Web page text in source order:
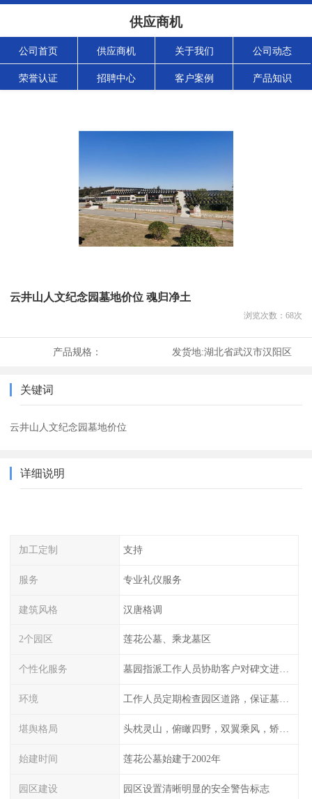
供应商机
公司首页 供应商机 关于我们 公司动态
荣誉认证 招聘中心 客户案例 产品知识
云井山人文纪念园墓地价位 魂归净土
浏览次数： 68次
产品规格： 发货地:湖北省武汉市汉阳区
关键词
云井山人文纪念园墓地价位
详细说明
加工定制 支持
服务 专业礼仪服务
建筑风格 汉唐格调
2个园区 莲花公墓、乘龙墓区
个性化服务 墓园指派工作人员协助客户对碑文进行描摹
环境 工作人员定期检查园区道路，保证墓园、墓位间的道路便捷、平整
堪舆格局
始建时间 莲花公墓始建于2002年
园区建设 园区设置清晰明显的安全警告标志